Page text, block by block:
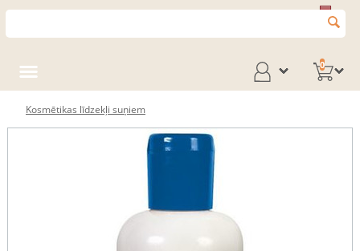
0
Kosmētikas līdzekļi suņiem